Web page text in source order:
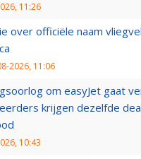
11:26
over officiële naam
2026, 11:06
om easyJet gaat
krijgen dezelfde
10:43